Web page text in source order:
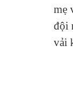
mẹ
đội
vải